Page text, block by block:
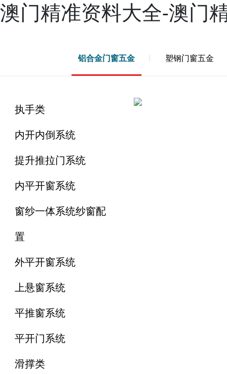
澳门精准资料大全-澳门
铝合金门窗五金
塑钢门窗五金
执手类
内开内倒系统
提升推拉门系统
内平开窗系统
窗纱一体系统纱窗配
置
外平开窗系统
上悬窗系统
平推窗系统
平开门系统
滑撑类